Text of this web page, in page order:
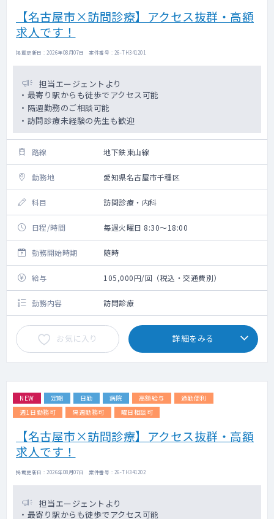
【名古屋市×訪問診療】アクセス抜群・高額
求人です！
掲載更新日 : 2026年08月07日 案件番号 : 26-TH341201
担当エージェントより
・最寄り駅からも徒歩でアクセス可能
・隔週勤務のご相談可能
・訪問診療未経験の先生も歓迎
路線 地下鉄東山線
勤務地 愛知県名古屋市千種区
科目 訪問診療・内科
日程/時間 毎週火曜日 8:30～18:00
勤務開始時期 随時
給与 105,000円/回（税込・交通費別）
勤務内容 訪問診療
お気に入り 詳細をみる
NEW 定期 日勤 病院 高額給与
通勤便利
週1日勤務可
隔週勤務可 曜日相談可
【名古屋市×訪問診療】アクセス抜群・高額
求人です！
掲載更新日 : 2026年08月07日 案件番号 : 26-TH341202
担当エージェントより
・最寄り駅からも徒歩でアクセス可能